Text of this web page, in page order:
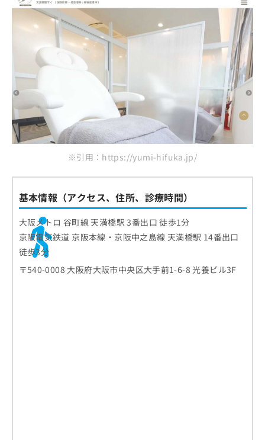
※引用：https://yumi-hifuka.jp/
基本情報（アクセス、住所、診療時間）
大阪メトロ 谷町線 天満橋駅 3番出口 徒歩1分
京阪電気鉄道 京阪本線・京阪中之島線 天満橋駅 14番出口
徒歩3分
〒540-0008 大阪府大阪市中央区大手前1-6-8 光養ビル3F